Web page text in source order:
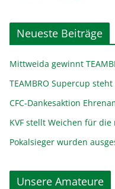
Neueste Beiträge
Mittweida gewinnt
TEAMBRO Supercup
CFC-Dankesaktion
KVF stellt Weichen für die
Pokalsieger wurden
Unsere Amateure